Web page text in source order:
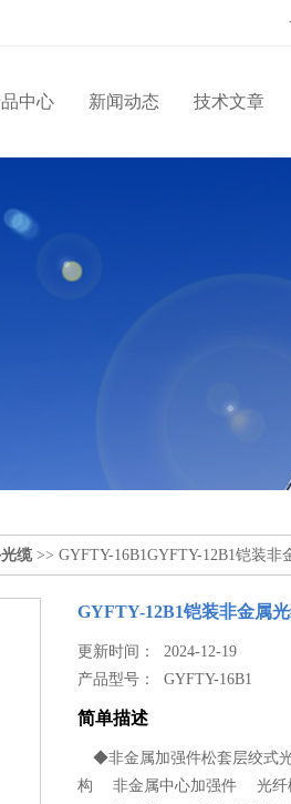
中心 新闻动态 技术文章
缆>> GYFTY-16B1GYFTY-12B1铠装非
GYFTY-12B1铠装非金属
更新时间： 2024-12-19
产品型号：GYFTY-16B1
简单描述
◆非金属加强件松套层绞
构 非金属中心加强件 光